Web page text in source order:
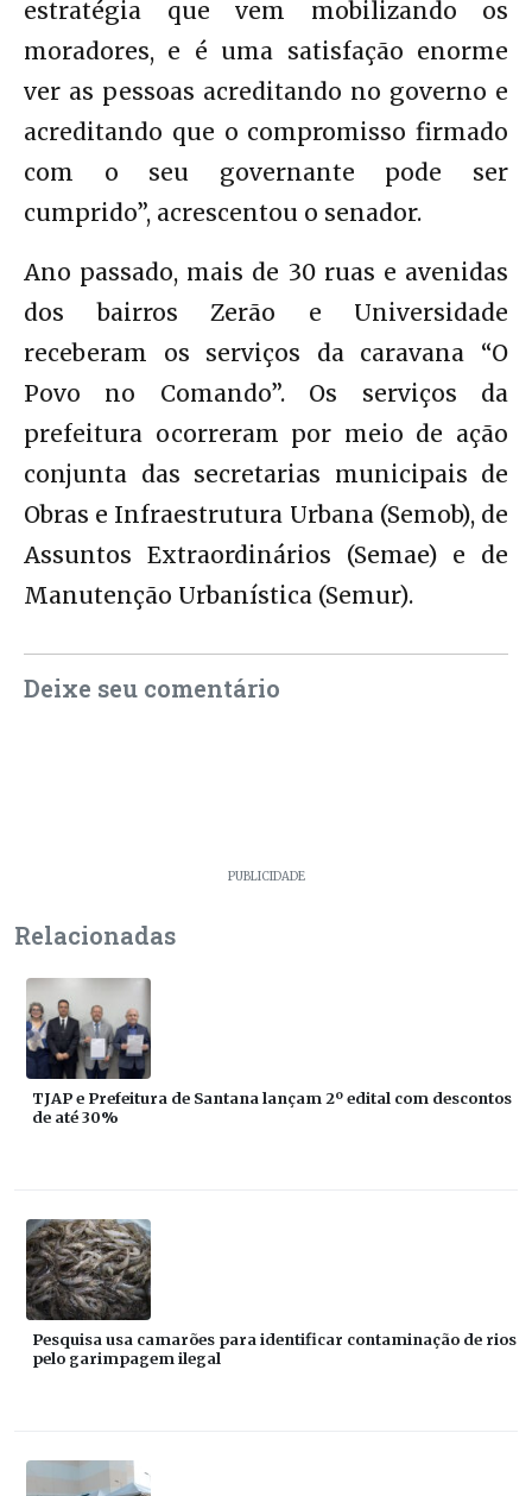
estratégia que vem mobilizando os
moradores, e é uma satisfação enorme
ver as pessoas acreditando no governo e
acreditando que o compromisso firmado
com o seu governante pode ser
cumprido”, acrescentou o senador.
Ano passado, mais de 30 ruas e avenidas
dos bairros Zerão e Universidade
receberam os serviços da caravana “O
Povo no Comando”. Os serviços da
prefeitura ocorreram por meio de ação
conjunta das secretarias municipais de
Obras e Infraestrutura Urbana (Semob), de
Assuntos Extraordinários (Semae) e de
Manutenção Urbanística (Semur).
Deixe seu comentário
PUBLICIDADE
Relacionadas
TJAP e Prefeitura de Santana lançam 2º edital com descontos
de até 30%
Pesquisa usa camarões para identificar contaminação de rios
pelo garimpagem ilegal